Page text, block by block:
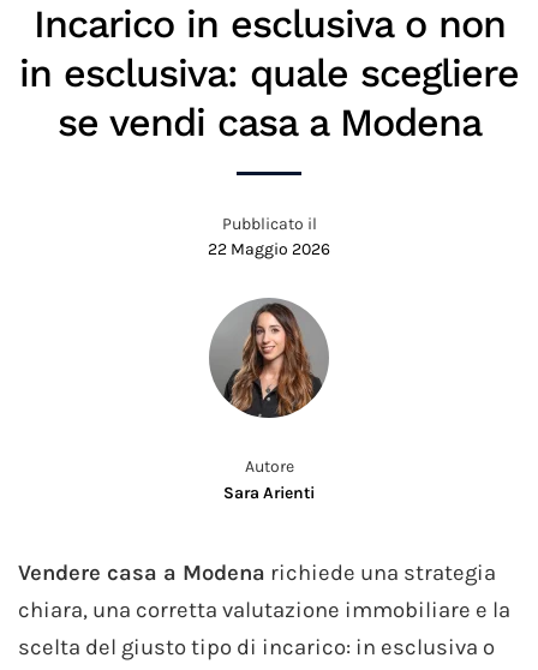
Incarico in esclusiva o non
in esclusiva: quale scegliere
se vendi casa a Modena
Pubblicato il
22 Maggio 2026
Autore
Sara Arienti
Vendere casa a Modena richiede una strategia
chiara, una corretta valutazione immobiliare e la
scelta del giusto tipo di incarico: in esclusiva o